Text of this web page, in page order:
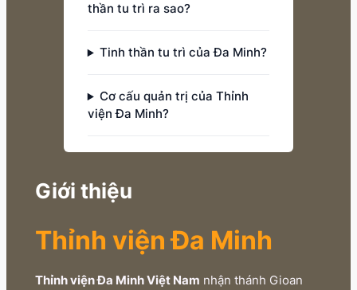
thần tu trì ra sao?
Tinh thần tu trì của Đa Minh?
Cơ cấu quản trị của Thỉnh
viện Đa Minh?
Giới thiệu
Thỉnh viện Đa Minh
Thỉnh viện Đa Minh Việt Nam nhận thánh Gioan